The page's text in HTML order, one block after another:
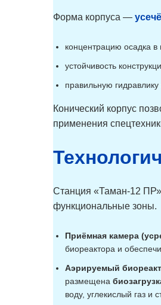
Форма корпуса —
концентрацию осадка в
устойчивость
правильную гидравлику
Конический корпус
применения
Станция «Таман-12 ПР»
функциональные зоны.
Приёмная камера
биореактора и
Аэрируемый
размещена
воду, углекислый газ и